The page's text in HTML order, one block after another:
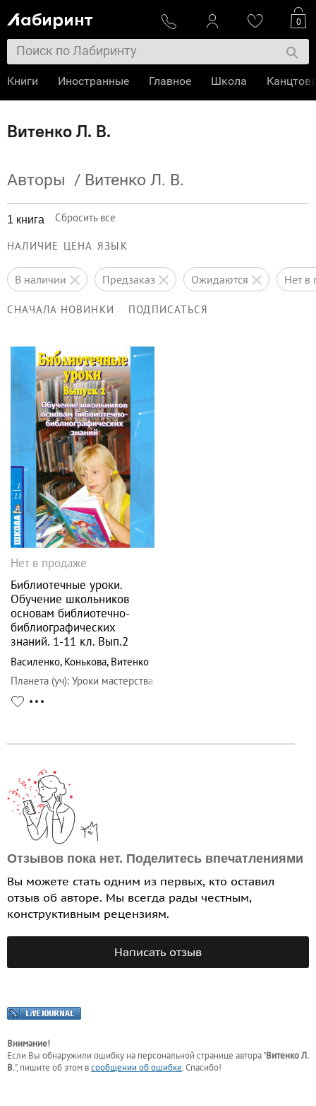
Витенко Л. В.
Авторы / Витенко Л. В.
1 книга Сбросить все
НАЛИЧИЕ ЦЕНА ЯЗЫК
в наличии предзаказ ожидаются нет
СНАЧАЛА НОВИНКИ ПОДПИСАТЬСЯ
Нет в продаже
Библиотечные уроки.
Обучение школьников
основам библиотечно-
библиографических
знаний. 1-11 кл. Вып.2
Василенко, Конькова, Витенко
Планета (уч): Уроки мастерства
Отзывов пока нет. Поделитесь впечатлениями
Вы можете стать одним из первых, кто оставил
отзыв об авторе. Мы всегда рады честным,
конструктивным рецензиям.
Написать отзыв
Внимание!
Если Вы обнаружили ошибку на персональной странице автора "Витенко Л.
В.", пишите об этом всообщении об ошибке. Спасибо!
0
Книги Иностранные Главное Школа